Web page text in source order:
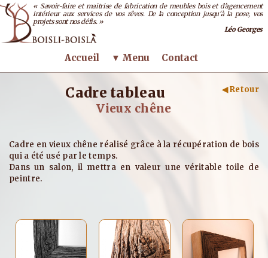
« Savoir-faire et maitrise de fabrication de meubles bois et d'agencement
intérieur aux services de vos rêves. De la conception jusqu'à la pose, vos
projets sont nos défis. »
Léo Georges
Accueil ▼ Menu Contact
◀ Retour
Cadre tableau
Vieux chêne
Cadre en vieux chêne réalisé grâce à la récupération de bois
qui a été usé par le temps.
Dans un salon, il mettra en valeur une véritable toile de
peintre.